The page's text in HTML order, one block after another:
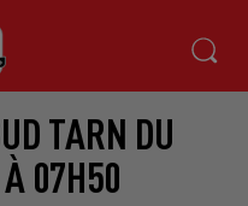
TARN DU
07H50